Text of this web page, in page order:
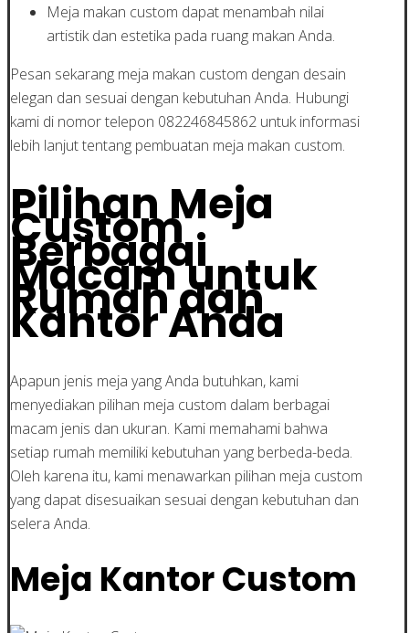
Meja makan custom dapat menambah nilai
artistik dan estetika pada ruang makan Anda.
Pesan sekarang meja makan custom dengan desain
elegan dan sesuai dengan kebutuhan Anda. Hubungi
kami di nomor telepon 082246845862 untuk informasi
lebih lanjut tentang pembuatan meja makan custom.
Pilihan Meja
Custom
Berbagai
Macam untuk
Rumah dan
Kantor Anda
Apapun jenis meja yang Anda butuhkan, kami
menyediakan pilihan meja custom dalam berbagai
macam jenis dan ukuran. Kami memahami bahwa
setiap rumah memiliki kebutuhan yang berbeda-beda.
Oleh karena itu, kami menawarkan pilihan meja custom
yang dapat disesuaikan sesuai dengan kebutuhan dan
selera Anda.
Meja Kantor Custom